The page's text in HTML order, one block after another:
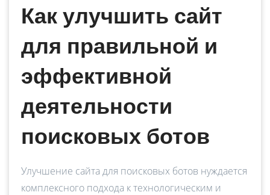
Как улучшить сайт
для правильной и
эффективной
деятельности
поисковых ботов
Улучшение сайта для поисковых ботов нуждается
комплексного подхода к технологическим и